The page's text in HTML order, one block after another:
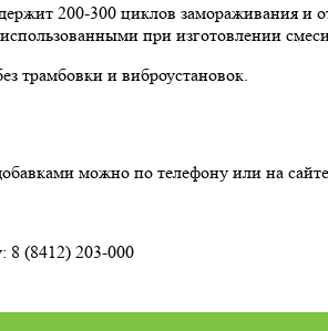
200-300 циклов замораживания и
при изготовлении
трамбовки и виброустановок.
можно по телефону или на
8 (8412) 203-000